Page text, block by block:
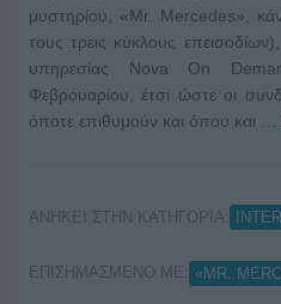
μυστηρίου, «Μr. Mercedes»,
τους τρεις κύκλους
υπηρεσίας Nova On
Φεβρουαρίου, έτσι ώστε οι
όποτε επιθυμούν και όπου και …
ΑΝΗΚΕΙ ΣΤΗΝ ΚΑΤΗΓΟΡΙΑ:
ΕΠΙΣΗΜΑΣΜΕΝΟ ΜΕ: «ΜR.